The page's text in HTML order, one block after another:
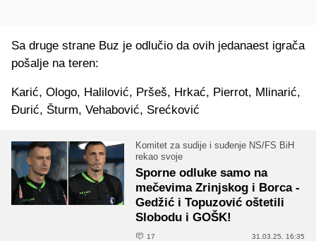
Sa druge strane Buz je odlučio da ovih jedanaest igrača
pošalje na teren:
Karić, Ologo, Halilović, Pršeš, Hrkać, Pierrot, Mlinarić,
Đurić, Šturm, Vehabović, Srećković
Komitet za sudije i suđenje NS/FS BiH
rekao svoje
Sporne odluke samo na
mečevima Zrinjskog i Borca -
Gedžić i Topuzović oštetili
Slobodu i GOŠK!
17 31.03.25. 16:35